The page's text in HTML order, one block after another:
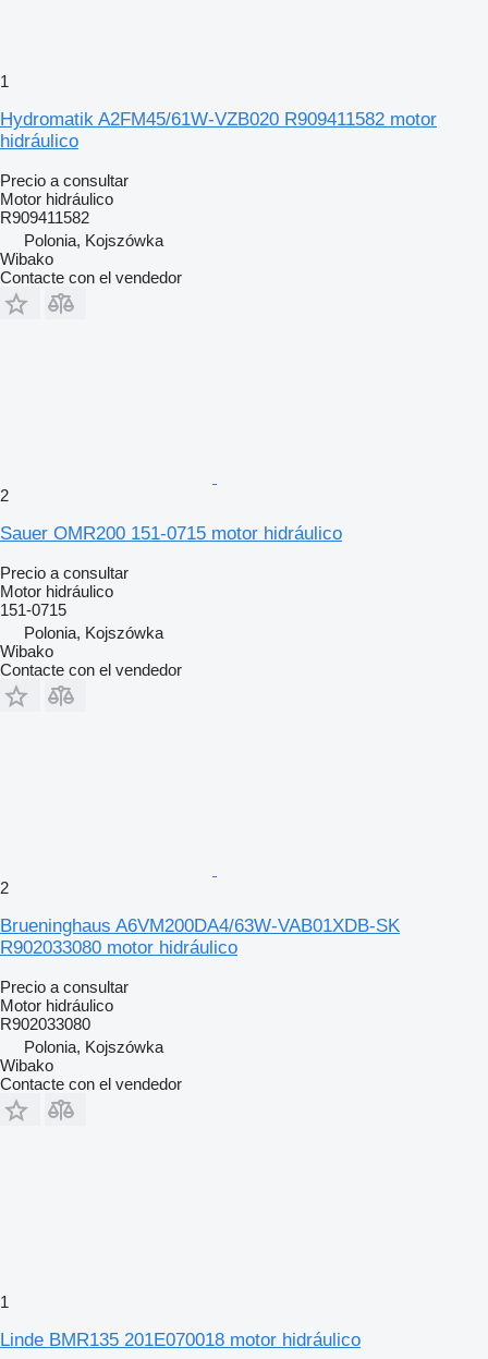
1
Hydromatik A2FM45/61W-VZB020 R909411582 motor
hidráulico
Precio a consultar
Motor hidráulico
R909411582
Polonia, Kojszówka
Wibako
Contacte con el vendedor
2
Sauer OMR200 151-0715 motor hidráulico
Precio a consultar
Motor hidráulico
151-0715
Polonia, Kojszówka
Wibako
Contacte con el vendedor
2
Brueninghaus A6VM200DA4/63W-VAB01XDB-SK
R902033080 motor hidráulico
Precio a consultar
Motor hidráulico
R902033080
Polonia, Kojszówka
Wibako
Contacte con el vendedor
1
Linde BMR135 201E070018 motor hidráulico